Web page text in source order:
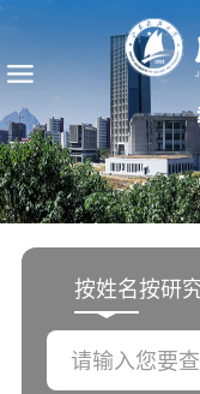
按姓名按研